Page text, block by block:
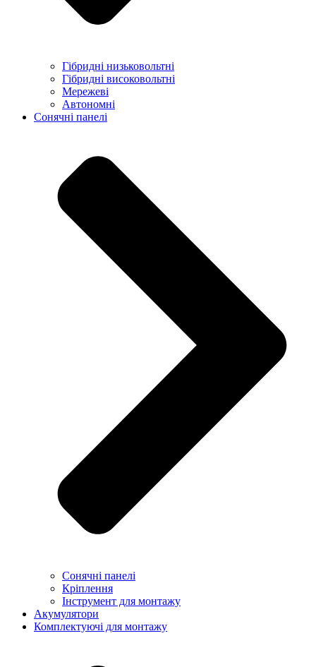
Гібридні низьковольтні
Гібридні високовольтні
Мережеві
Автономні
Сонячні панелі
Сонячні панелі
Кріплення
Інструмент для монтажу
Акумулятори
Комплектуючі для монтажу